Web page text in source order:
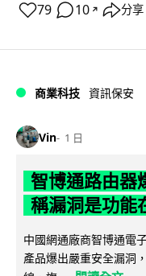
79 10 ↗ 分享
商業科技 資訊保安
Vin 1 日
智博通路由器
稱漏洞是功能
中國網通廠商智博通電
產品爆出嚴重安全漏洞